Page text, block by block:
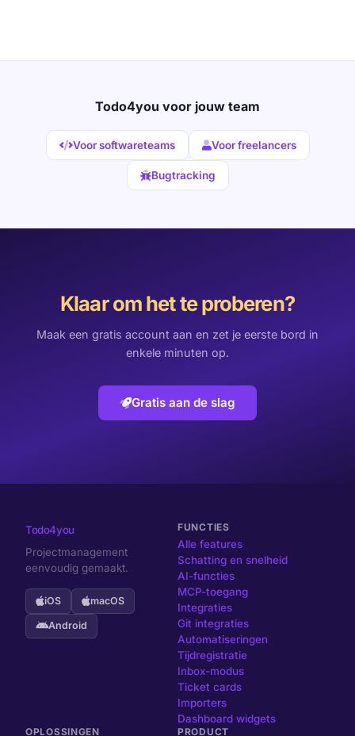
Todo4you voor jouw team
Voor softwareteams Voor freelancers
Bugtracking
Klaar om het te proberen?
Maak een gratis account aan en zet je eerste bord in
enkele minuten op.
Gratis aan de slag
Todo4you
Projectmanagement
eenvoudig gemaakt.
iOS macOS
Android
FUNCTIES
Alle features
Schatting en snelheid
AI-functies
MCP-toegang
Integraties
Git integraties
Automatiseringen
Tijdregistratie
Inbox-modus
Ticket cards
Importers
Dashboard widgets
OPLOSSINGEN PRODUCT